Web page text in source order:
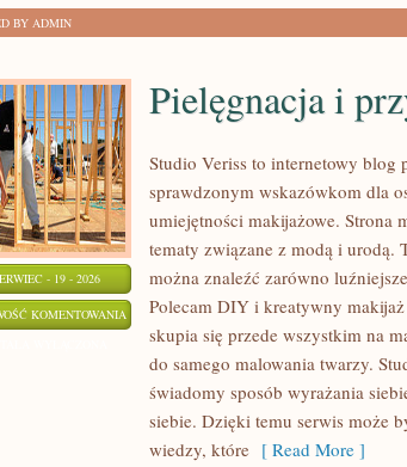
BY ADMIN
- 19 - 2026
KOMENTOWANIA PIELĘGNACJA
PRZYGOTOWANIE
SKÓRY
Pielęgnacja i
Studio Veriss to internetowy blog
sprawdzonym wskazówkom dla
umiejętności makijażowe. Strona
tematy związane z modą i urodą.
można znaleźć zarówno
Polecam DIY i kreatywny
skupia się przede wszystkim na
do samego malowania twarzy.
świadomy sposób wyrażania
siebie. Dzięki temu serwis może
wiedzy, które [ Read More ]